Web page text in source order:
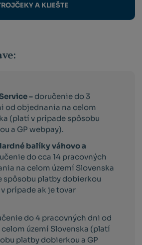
A KLIEŠTE
– doručenie do 3
od objednania na celom
(platí v prípade spôsobu
a GP webpay).
balíky váhovo a
do cca 14 pracovných
na celom území Slovenska
spôsobu platby dobierkou
v prípade ak je tovar
do 4 pracovných dni od
území Slovenska (platí
platby dobierkou a GP